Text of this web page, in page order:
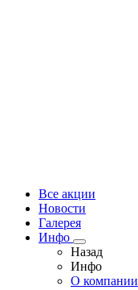
Все акции
Новости
Галерея
Инфо
Назад
Инфо
О компании